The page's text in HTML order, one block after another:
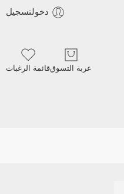
دخولتسجيل
عربة التسوققائمة الرغبات